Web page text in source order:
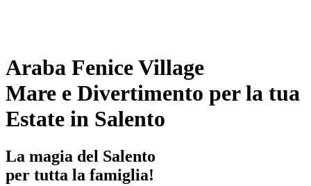
Araba Fenice Village
Mare e Divertimento per la tua
Estate in Salento
La magia del Salento
per tutta la famiglia!